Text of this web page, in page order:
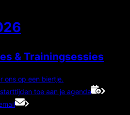
& Trainingsessies
ons op een biertje.
toe aan je agenda